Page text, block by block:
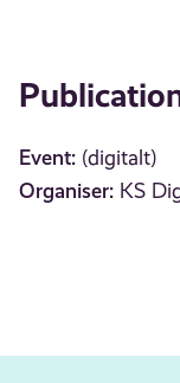
Event: (digitalt)
Organiser: KS